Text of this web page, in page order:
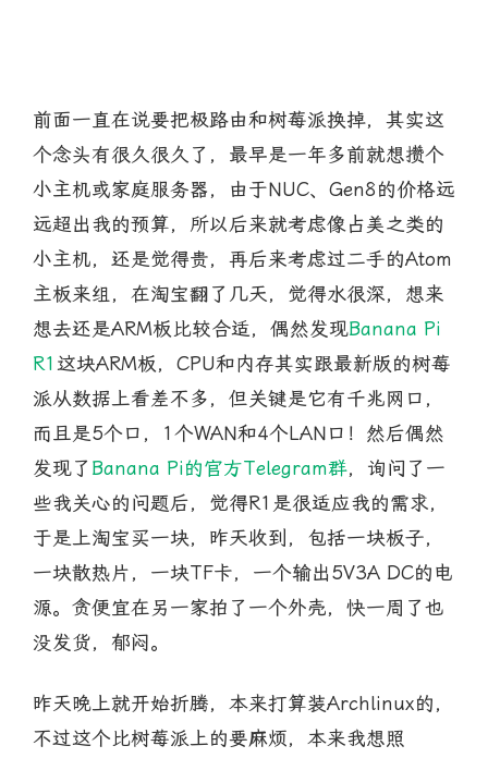
前面一直在说要把极路由和树莓派换掉，其实这
个念头有很久很久了，最早是一年多前就想攒个
小主机或家庭服务器，由于NUC、Gen8的价格远
远超出我的预算，所以后来就考虑像占美之类的
小主机，还是觉得贵，再后来考虑过二手的Atom
主板来组，在淘宝翻了几天，觉得水很深，想来
想去还是ARM板比较合适，偶然发现Banana Pi
R1 这块ARM板，CPU和内存其实跟最新版的树莓
派从数据上看差不多，但关键是它有千兆网口，
而且是5个口，1个WAN和4个LAN口！然后偶然
发现了 Banana Pi的官方Telegram群，询问了一
些我关心的问题后，觉得R1是很适应我的需求，
于是上淘宝买一块，昨天收到，包括一块板子，
一块散热片，一块TF卡，一个输出5V3A DC的电
源。贪便宜在另一家拍了一个外壳，快一周了也
没发货，郁闷。
昨天晚上就开始折腾，本来打算装Archlinux的，
不过这个比树莓派上的要麻烦，本来我想照